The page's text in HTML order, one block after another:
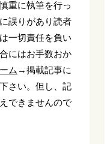
重に執筆を行っ
誤りがあり読者
一切責任を負い
にはお手数おか
ム →掲載記事に
さい。但し、記
できませんので